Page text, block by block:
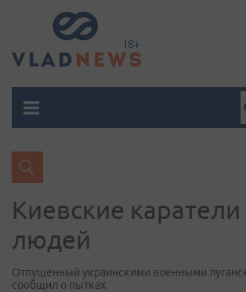
Киевские
людей
Отпущенный украинскими военными
сообщил о пытках